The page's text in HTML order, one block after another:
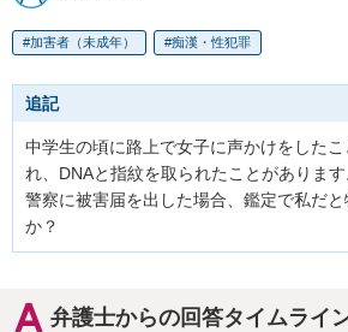
加害者（未成年） 痴漢・性犯罪
追記
中学生の頃に路上で女子に声かけをした
れ、DNAと指紋を取られたことがありま
警察に被害届を出した場合、鑑定で私だ
か？
弁護士からの回答タイムライ